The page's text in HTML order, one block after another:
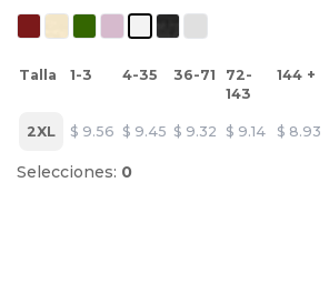
Talla 1-3 4-35 36-71
72-
143
144 +
2XL $ 9.56 $ 9.45 $ 9.32 $ 9.14 $ 8.93
Selecciones: 0